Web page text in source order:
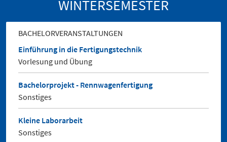
WINTERSEMESTER
BACHELORVERANSTALTUNGEN
Einführung in die Fertigungstechnik
Vorlesung und Übung
Bachelorprojekt - Rennwagenfertigung
Sonstiges
Kleine Laborarbeit
Sonstiges